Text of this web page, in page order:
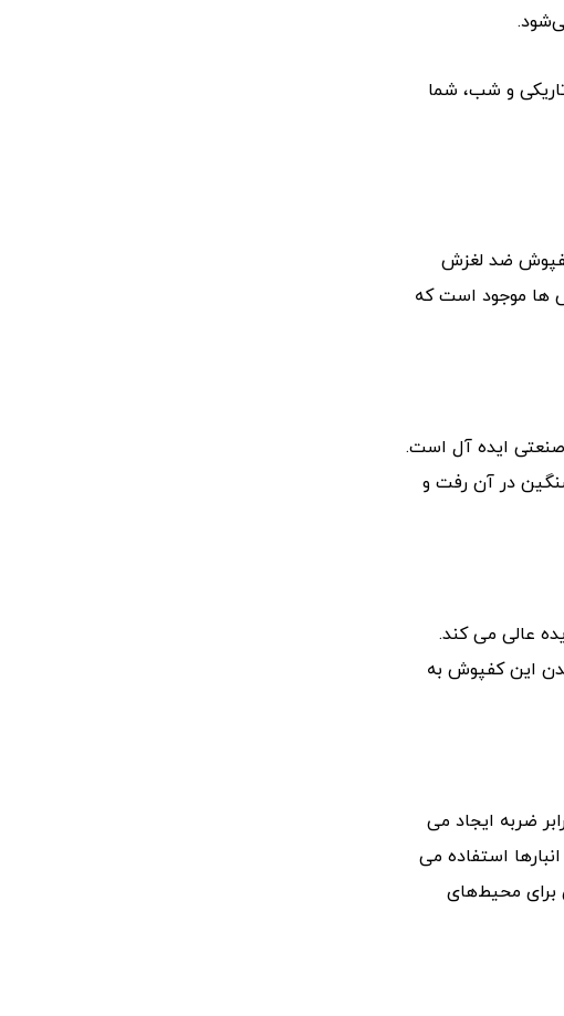
و شب، شما
کفپوش ضد لغزش
ها موجود است که
صنعتی ایده آل است.
در آن رفت و
عالی می کند.
این کفپوش به
ضربه ایجاد می
استفاده می
برای محیط‌های